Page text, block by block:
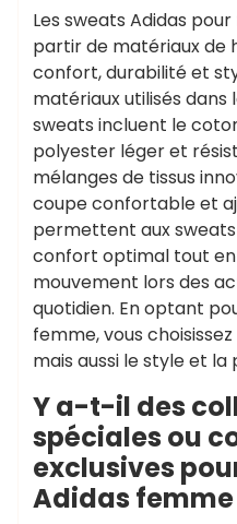
Les sweats Adidas
partir de matériaux de
confort, durabilité et
matériaux utilisés
sweats incluent le
polyester léger et
mélanges de tissus
coupe confortable et
permettent aux
confort optimal tout
mouvement lors des
quotidien. En optant
femme, vous
mais aussi le style et
Y a-t-il des
spéciales ou
exclusives
Adidas femme